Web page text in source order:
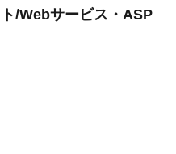
/Webサービス・ASP